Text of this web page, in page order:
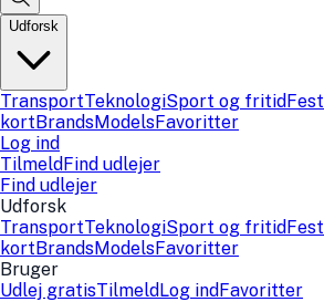
Udforsk
TransportTeknologiSport og fritidFest
kortBrandsModelsFavoritter
Log ind
TilmeldFind udlejer
Find udlejer
Udforsk
TransportTeknologiSport og fritidFest
kortBrandsModelsFavoritter
Bruger
Udlej gratisTilmeldLog indFavoritter